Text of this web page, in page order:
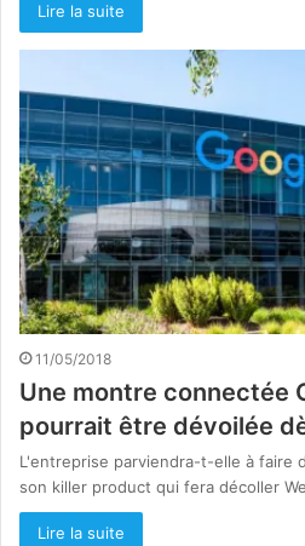
Lire la suite
11/05/2018
Une montre connectée
pourrait être dévoilée
L'entreprise parviendra-t-elle à faire
son killer product qui fera décoller
Lire la suite